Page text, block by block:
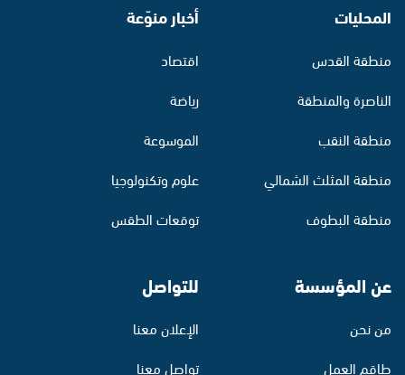
المحليات
منطقة القدس
الناصرة والمنطقة
منطقة النقب
منطقة المثلث الشمالي
منطقة البطوف
أخبار منوّعة
اقتصاد
رياضة
الموسوعة
علوم وتكنولوجيا
توقعات الطقس
عن المؤسسة
من نحن
طاقم العمل
للتواصل
الإعلان معنا
تواصل معنا